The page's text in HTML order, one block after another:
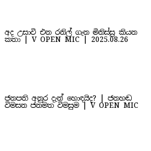
අද උසාවි එන රනිල් ගැන මිනිස්සු කියන
කතා | V OPEN MIC | 2025.08.26
ජනපති අනුර දැන් හොඳයිද? | ජනහඬ
විමසන ජනමත විමසුම | V OPEN MIC